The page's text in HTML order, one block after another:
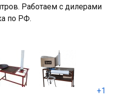
Работаем с дилерами
по РФ.
+1